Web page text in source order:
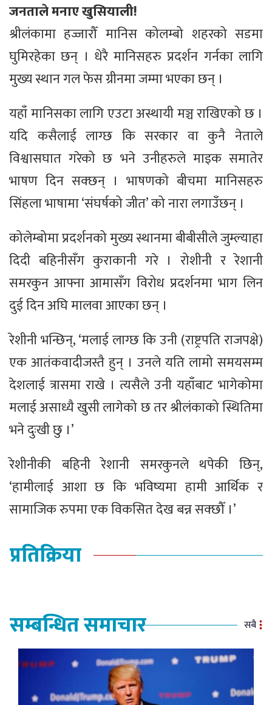
जनताले मनाए खुसियाली!
श्रीलंकामा हज्जारौँ मानिस कोलम्बो शहरको सडमा
घुमिरहेका छन् । धेरै मानिसहरु प्रदर्शन गर्नका लागि
मुख्य स्थान गल फेस ग्रीनमा जम्मा भएका छन् ।
यहाँ मानिसका लागि एउटा अस्थायी मञ्च राखिएको छ ।
यदि कसैलाई लाग्छ कि सरकार वा कुनै नेताले
विश्वासघात गरेको छ भने उनीहरुले माइक समातेर
भाषण दिन सक्छन् । भाषणको बीचमा मानिसहरु
सिंहला भाषामा ‘संघर्षको जीत’ को नारा लगाउँछन् ।
कोलेम्बोमा प्रदर्शनको मुख्य स्थानमा बीबीसीले जुम्ल्याहा
दिदी बहिनीसँग कुराकानी गरे । रोशीनी र रेशानी
समरकुन आफ्ना आमासँग विरोध प्रदर्शनमा भाग लिन
दुई दिन अघि मालवा आएका छन् ।
रेशीनी भन्छिन्, ‘मलाई लाग्छ कि उनी (राष्ट्रपति राजपक्षे)
एक आतंकवादीजस्तै हुन् । उनले यति लामो समयसम्म
देशलाई त्रासमा राखे । त्यसैले उनी यहाँबाट भागेकोमा
मलाई असाध्यै खुसी लागेको छ तर श्रीलंकाको स्थितिमा
भने दुःखी छु ।’
रेशीनीकी बहिनी रेशानी समरकुनले थपेकी छिन्,
‘हामीलाई आशा छ कि भविष्यमा हामी आर्थिक र
सामाजिक रुपमा एक विकसित देख बन्न सक्छौँ ।’
प्रतिक्रिया
सम्बन्धित समाचार सबै